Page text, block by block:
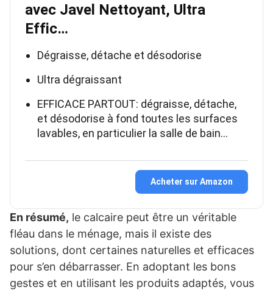
avec Javel Nettoyant, Ultra
Effic…
Dégraisse, détache et désodorise
Ultra dégraissant
EFFICACE PARTOUT: dégraisse, détache,
et désodorise à fond toutes les surfaces
lavables, en particulier la salle de bain…
Acheter sur Amazon
En résumé, le calcaire peut être un véritable
fléau dans le ménage, mais il existe des
solutions, dont certaines naturelles et efficaces
pour s’en débarrasser. En adoptant les bons
gestes et en utilisant les produits adaptés, vous